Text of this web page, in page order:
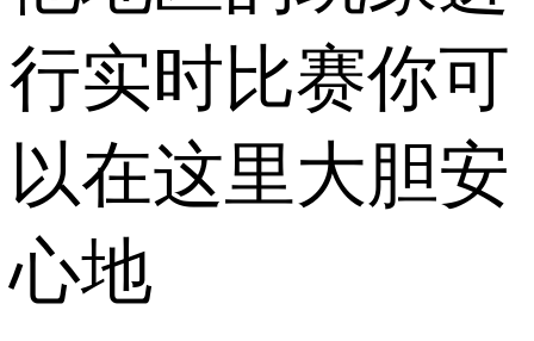
行实时比赛你可
以在这里大胆安
心地